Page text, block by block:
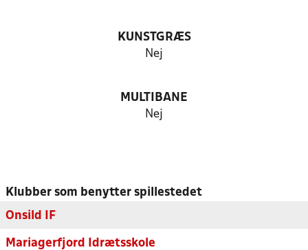
KUNSTGRÆS
Nej
MULTIBANE
Nej
Klubber som benytter spillestedet
Onsild IF
Mariagerfjord Idrætsskole